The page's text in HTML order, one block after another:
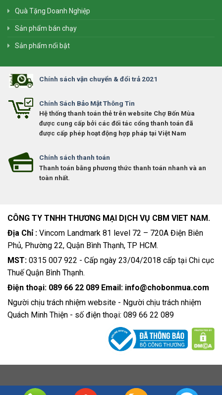
Quà Tặng Doanh Nghiệp
Sản phẩm bán chạy
Sản phẩm nổi bật
Chính sách vận chuyển & đổi trả 2021
Chính Sách Bảo Mật Thông Tin
Hệ thống thanh toán thẻ trên website Chợ Bốn Mùa
được cung cấp bởi các đối tác cổng thanh toán đã
được cấp phép hoạt động hợp pháp tại Việt Nam
Chính sách thanh toán
Thanh toán bằng phương thức thanh toán nhanh và an
toàn nhất.
CÔNG TY TNHH THƯƠNG MẠI DỊCH VỤ CBM VIET NAM.
Địa Chỉ : Vincom Landmark 81 level 72 – 720A Điện Biên
Phủ, Phường 22, Quận Bình Thạnh, TP HCM.
MST: 0315 007 922 - Cấp ngày 23/04/2018 cấp tại Chi cục
Thuế Quận Bình Thạnh.
Điện thoại: 089 66 22 089 Email: info@chobonmua.com
Người chịu trách nhiệm website - Người chịu trách nhiệm
Quách Minh Thiện - số điện thoại: 089 66 22 089